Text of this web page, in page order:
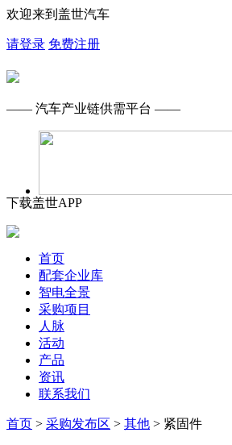
欢迎来到盖世汽车
请登录 免费注册
—— 汽车产业链供需平台 ——
下载盖世APP
首页
配套企业库
智电全景
采购项目
人脉
活动
产品
资讯
联系我们
首页 > 采购发布区 > 其他 > 紧固件